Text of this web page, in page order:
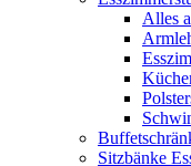
Alles
Sitzbänke